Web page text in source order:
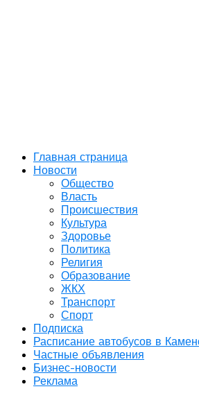
Главная страница
Новости
Общество
Власть
Происшествия
Культура
Здоровье
Политика
Религия
Образование
ЖКХ
Транспорт
Спорт
Подписка
Расписание автобусов в
Частные объявления
Бизнес-новости
Реклама